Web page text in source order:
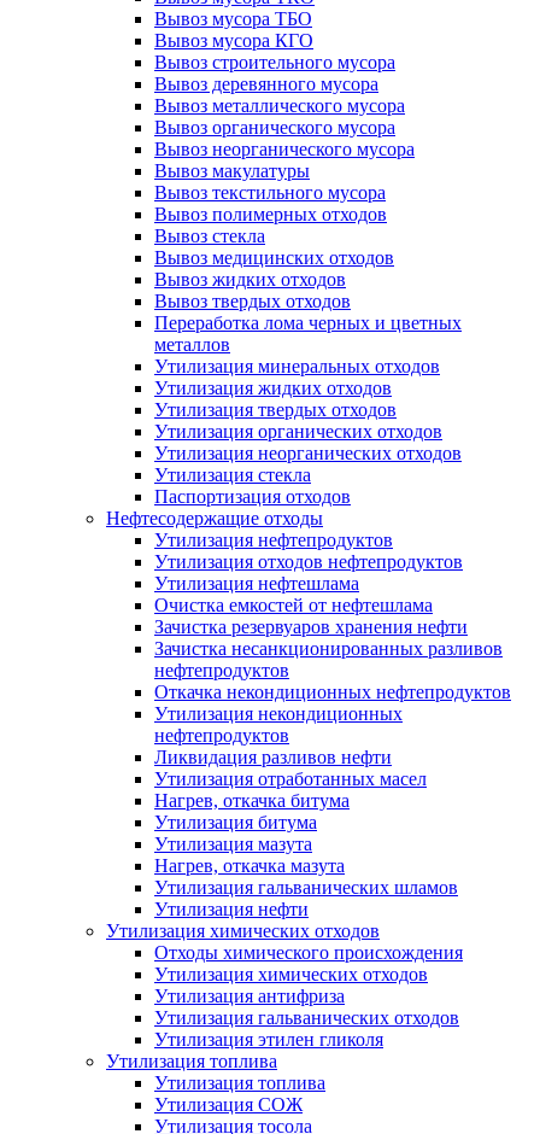
Вывоз мусора ТБО
Вывоз мусора КГО
Вывоз строительного мусора
Вывоз деревянного мусора
Вывоз металлического мусора
Вывоз органического мусора
Вывоз неорганического мусора
Вывоз макулатуры
Вывоз текстильного мусора
Вывоз полимерных отходов
Вывоз стекла
Вывоз медицинских отходов
Вывоз жидких отходов
Вывоз твердых отходов
Переработка лома черных и цветных
металлов
Утилизация минеральных отходов
Утилизация жидких отходов
Утилизация твердых отходов
Утилизация органических отходов
Утилизация неорганических отходов
Утилизация стекла
Паспортизация отходов
Нефтесодержащие отходы
Утилизация нефтепродуктов
Утилизация отходов нефтепродуктов
Утилизация нефтешлама
Очистка емкостей от нефтешлама
Зачистка резервуаров хранения нефти
Зачистка несанкционированных разливов
нефтепродуктов
Откачка некондиционных нефтепродуктов
Утилизация некондиционных
нефтепродуктов
Ликвидация разливов нефти
Утилизация отработанных масел
Нагрев, откачка битума
Утилизация битума
Утилизация мазута
Нагрев, откачка мазута
Утилизация гальванических шламов
Утилизация нефти
Утилизация химических отходов
Отходы химического происхождения
Утилизация химических отходов
Утилизация антифриза
Утилизация гальванических отходов
Утилизация этилен гликоля
Утилизация топлива
Утилизация топлива
Утилизация СОЖ
Утилизация тосола